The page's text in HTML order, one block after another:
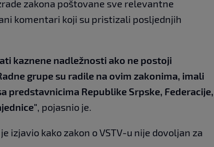
zakona poštovane sve relevantne
komentari koji su pristizali posljednjih
kaznene nadležnosti ako ne postoji
grupe su radile na ovim zakonima, imali
predstavnicima Republike Srpske, Federacije,
, pojasnio je.
izjavio kako zakon o VSTV-u nije dovoljan za